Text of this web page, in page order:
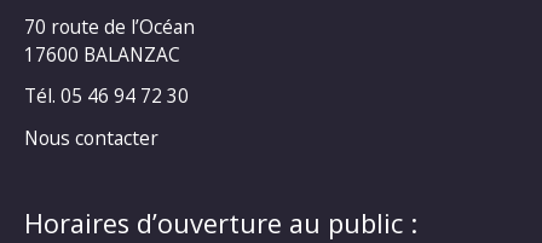
70 route de l’Océan
17600 BALANZAC
Tél. 05 46 94 72 30
Nous contacter
Horaires d’ouverture au public :